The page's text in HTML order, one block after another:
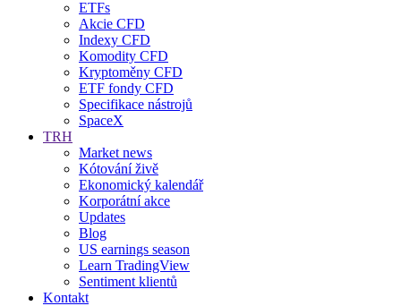
ETFs
Akcie CFD
Indexy CFD
Komodity CFD
Kryptoměny CFD
ETF fondy CFD
Specifikace nástrojů
SpaceX
TRH
Market news
Kótování živě
Ekonomický kalendář
Korporátní akce
Updates
Blog
US earnings season
Learn TradingView
Sentiment klientů
Kontakt